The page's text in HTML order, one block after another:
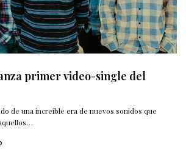
primer video-single del
de una increíble era de nuevos sonidos que